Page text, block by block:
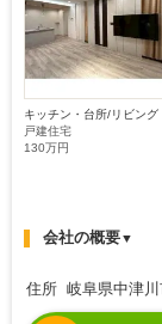
キッチン・台所/リビング
戸建住宅
130万円
会社の概要▼
住所 岐阜県中津川